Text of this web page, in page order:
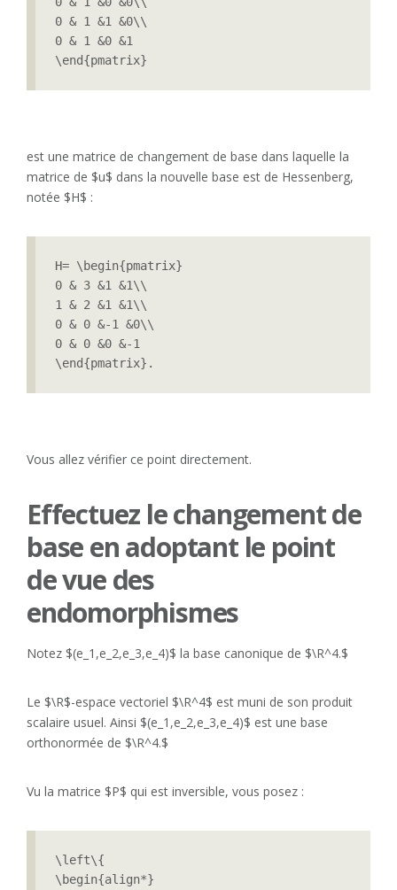
0 & 1 &1 &0\\
0 & 1 &0 &1
\end{pmatrix}
est une matrice de changement de base dans laquelle la
matrice de $u$ dans la nouvelle base est de Hessenberg,
notée $H$ :
H= \begin{pmatrix}
0 & 3 &1 &1\\
1 & 2 &1 &1\\
0 & 0 &-1 &0\\
0 & 0 &0 &-1
\end{pmatrix}.
Vous allez vérifier ce point directement.
Effectuez le changement de
base en adoptant le point
de vue des
endomorphismes
Notez $(e_1,e_2,e_3,e_4)$ la base canonique de $\R^4.$
Le $\R$-espace vectoriel $\R^4$ est muni de son produit
scalaire usuel. Ainsi $(e_1,e_2,e_3,e_4)$ est une base
orthonormée de $\R^4.$
Vu la matrice $P$ qui est inversible, vous posez :
\left\{
\begin{align*}